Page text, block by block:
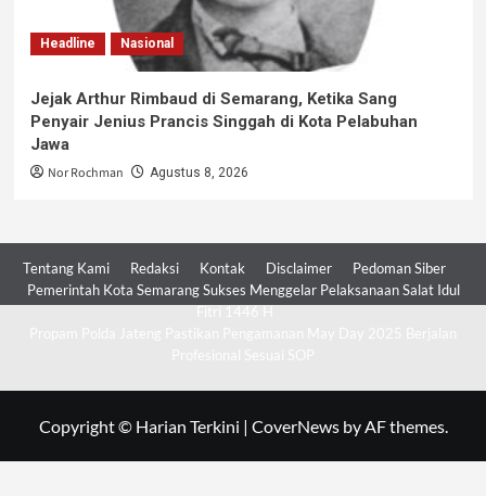
Headline Nasional
Jejak Arthur Rimbaud di Semarang, Ketika Sang
Penyair Jenius Prancis Singgah di Kota Pelabuhan
Jawa
Nor Rochman Agustus 8, 2026
Tentang Kami Redaksi Kontak Disclaimer
Pedoman Siber
Pemerintah Kota Semarang Sukses Menggelar Pelaksanaan Salat Idul
Copyright © Harian Terkini | CoverNewsby AF themes.